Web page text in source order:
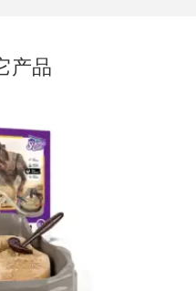
产品